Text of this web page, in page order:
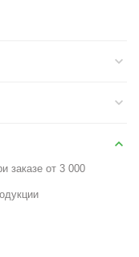
заказе от 3 000